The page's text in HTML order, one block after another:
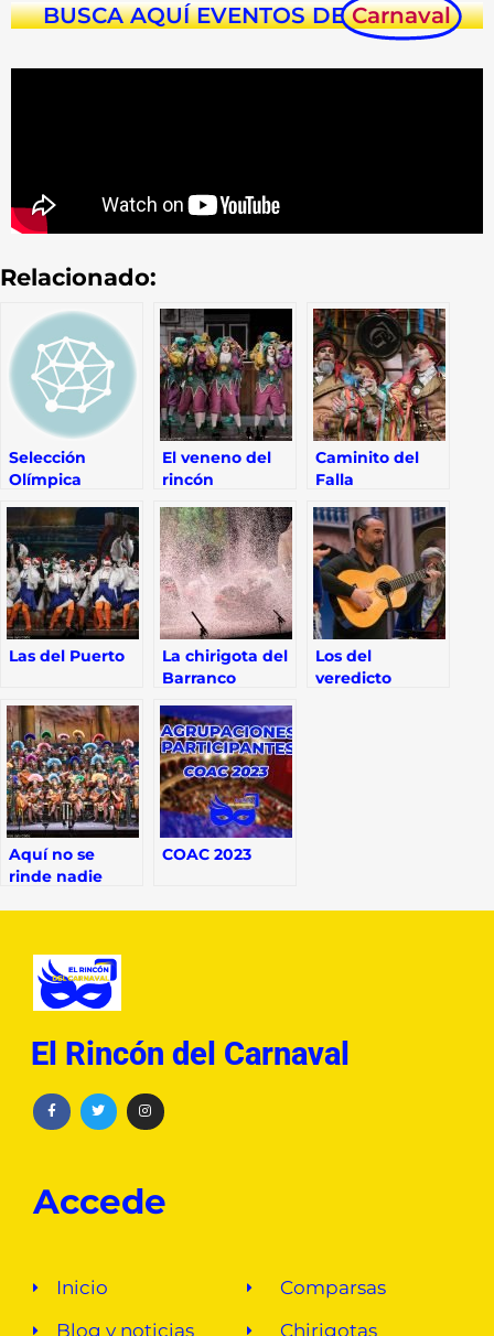
BUSCA AQUÍ EVENTOS DE Carnaval
Relacionado:
Selección
Olímpica
se entrena
como nos da la
gana
El veneno del
rincón
Caminito del
Falla
Las del Puerto
La chirigota del
Barranco
Los del
veredicto
Aquí no se
rinde nadie
COAC 2023
El Rincón del Carnaval
Accede
Inicio
Blog y noticias
Comparsas
Chirigotas